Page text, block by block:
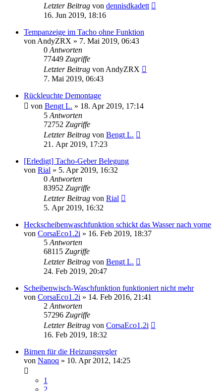
Letzter Beitrag von dennisdkadett
16. Jun 2019, 18:16
Tempanzeige im Tacho ohne Funktion
von AndyZRX » 7. Mai 2019, 06:43
0 Antworten
77449 Zugriffe
Letzter Beitrag von AndyZRX
7. Mai 2019, 06:43
Rückleuchte Demontage
von Bengt L. » 18. Apr 2019, 17:14
5 Antworten
72752 Zugriffe
Letzter Beitrag von Bengt L.
21. Apr 2019, 17:23
[Erledigt] Tacho-Geber Belegung
von Rial » 5. Apr 2019, 16:32
0 Antworten
83952 Zugriffe
Letzter Beitrag von Rial
5. Apr 2019, 16:32
Heckscheibenwaschfunktion schickt das Wasser nach vorne
von CorsaEco1.2i » 16. Feb 2019, 18:37
5 Antworten
68115 Zugriffe
Letzter Beitrag von Bengt L.
24. Feb 2019, 20:47
Scheibenwisch-Waschfunktion funktioniert nicht mehr
von CorsaEco1.2i » 14. Feb 2016, 21:41
2 Antworten
57296 Zugriffe
Letzter Beitrag von CorsaEco1.2i
16. Feb 2019, 18:32
Birnen für die Heizungsregler
von Nanoq » 10. Apr 2012, 14:25
1
2